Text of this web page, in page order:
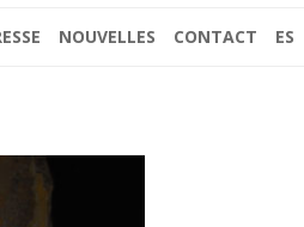
NOUVELLES CONTACT ES